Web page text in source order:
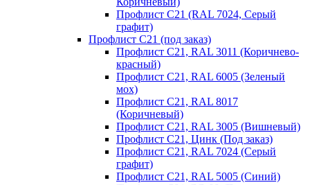
Профлист С21 (RAL 7024, Серый
графит)
Профлист С21 (под заказ)
Профлист С21, RAL 3011 (Коричнево-
красный)
Профлист С21, RAL 6005 (Зеленый
мох)
Профлист С21, RAL 8017
(Коричневый)
Профлист С21, RAL 3005 (Вишневый)
Профлист С21, Цинк (Под заказ)
Профлист С21, RAL 7024 (Серый
графит)
Профлист С21, RAL 5005 (Синий)